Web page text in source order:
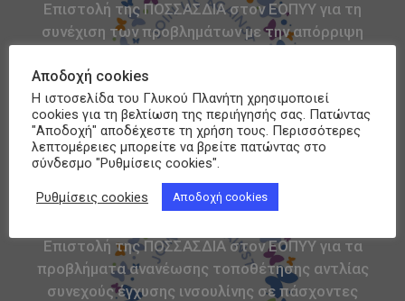
Επιστολή της ΠΟΣΣΑΣΔΙΑ στον ΕΟΠΥΥ για τη
συνέχιση των προβλημάτων με την απόρριψη
σε χρήστες στους οποίους εγκρίθηκε η
τοποθέτησή της
Επιστολή της ΠΟΣΣΑΣΔΙΑ στον ΕΟΠΥΥ για τα
προβλήματα ανανέωσης τοποθέτησης αντλίας
συνεχούς έγχυσης ινσουλίνης σε πάσχοντες
Αποδοχή cookies
Η ιστοσελίδα του Γλυκού Πλανήτη χρησιμοποιεί
cookies για τη βελτίωση της περιήγησής σας. Πατώντας
"Αποδοχή" αποδέχεστε τη χρήση τους. Περισσότερες
λεπτομέρειες μπορείτε να βρείτε πατώντας στο
σύνδεσμο "Ρυθμίσεις cookies".
Ρυθμίσεις cookies Αποδοχή cookies